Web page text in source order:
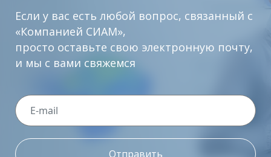
Если у вас есть любой вопрос, связанный с
«Компанией СИАМ»,
просто оставьте свою электронную почту,
и мы с вами свяжемся
Отправить